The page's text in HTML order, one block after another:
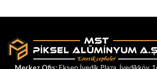
Merkez Ofis: Eksen İvedik Plaza, İvedikköy,